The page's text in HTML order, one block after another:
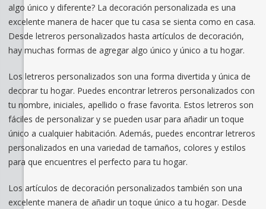
algo único y diferente? La decoración personalizada es una
excelente manera de hacer que tu casa se sienta como en casa.
Desde letreros personalizados hasta artículos de decoración,
hay muchas formas de agregar algo único y único a tu hogar.
Los letreros personalizados son una forma divertida y única de
decorar tu hogar. Puedes encontrar letreros personalizados con
tu nombre, iniciales, apellido o frase favorita. Estos letreros son
fáciles de personalizar y se pueden usar para añadir un toque
único a cualquier habitación. Además, puedes encontrar letreros
personalizados en una variedad de tamaños, colores y estilos
para que encuentres el perfecto para tu hogar.
Los artículos de decoración personalizados también son una
excelente manera de añadir un toque único a tu hogar. Desde